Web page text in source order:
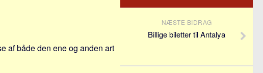
af både den ene og anden art
NÆSTE BIDRAG
Billige biletter til Antalya